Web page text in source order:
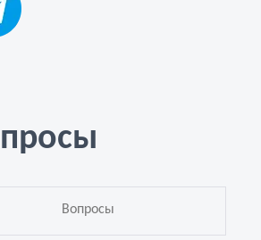
Вопросы